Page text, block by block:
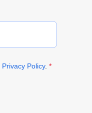
Privacy Policy. *